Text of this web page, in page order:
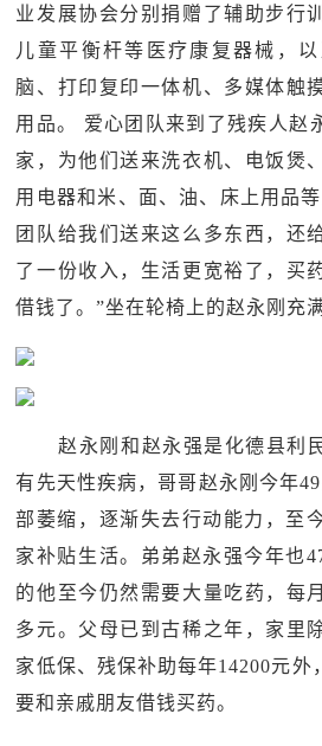
业发展协会分别捐赠了辅助步行
儿童平衡杆等医疗康复器械，
脑、打印复印一体机、多媒体触
用品。 爱心团队来到了残疾人赵
家，为他们送来洗衣机、电饭煲
用电器和米、面、油、床上用品
团队给我们送来这么多东西，还
了一份收入，生活更宽裕了，买
借钱了。”坐在轮椅上的赵永刚充
赵永刚和赵永强是化德县利
有先天性疾病，哥哥赵永刚今年
部萎缩，逐渐失去行动能力，至
家补贴生活。弟弟赵永强今年也
的他至今仍然需要大量吃药，每
多元。父母已到古稀之年，家里
家低保、残保补助每年14200元外
要和亲戚朋友借钱买药。